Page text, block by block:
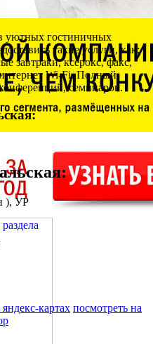
уютных гостиничных
такие услуги, как:
завтраки, ксерокс, факс,
Wi-Fi. Полный
семинаров.
:
), УР
картах посмотреть на